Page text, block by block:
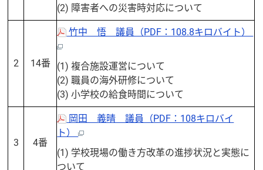
(2) 障害者への災害時対応について
2 14番
竹中 悟 議員（PDF：108.8キロバイト）
(1) 複合施設運営について
(2) 職員の海外研修について
(3) 小学校の給食時間について
3 4番
岡田 義晴 議員（PDF：108キロバイ
ト）
(1) 学校現場の働き方改革の進捗状況と実態に
ついて